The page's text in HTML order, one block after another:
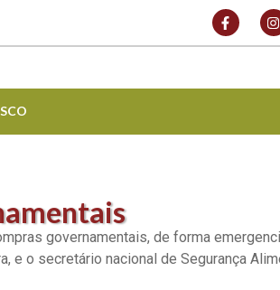
governamentais, de forma
e o secretário nacional de Segurança